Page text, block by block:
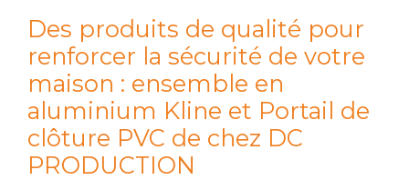
Des produits de qualité pour
renforcer la sécurité de votre
maison : ensemble en
aluminium Kline et Portail de
clôture PVC de chez DC
PRODUCTION